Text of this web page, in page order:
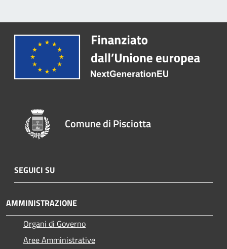
Comune di Pisciotta
SEGUICI SU
AMMINISTRAZIONE
Organi di Governo
Aree Amministrative